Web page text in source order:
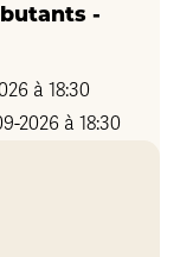
-
à 18:30
2026 à 18:30